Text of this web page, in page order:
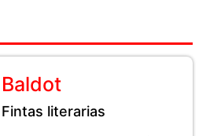
Baldot
Fintas literarias